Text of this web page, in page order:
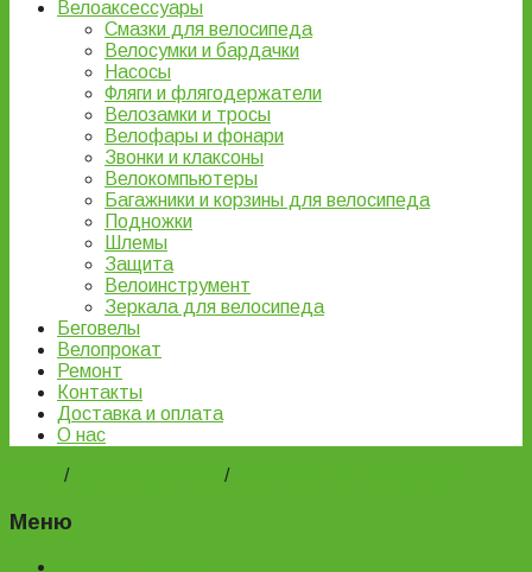
Велоаксессуары
Смазки для велосипеда
Велосумки и бардачки
Насосы
Фляги и флягодержатели
Велозамки и тросы
Велофары и фонари
Звонки и клаксоны
Велокомпьютеры
Багажники и корзины для велосипеда
Подножки
Шлемы
Защита
Велоинструмент
Зеркала для велосипеда
Беговелы
Велопрокат
Ремонт
Контакты
Доставка и оплата
О нас
/ /
Меню